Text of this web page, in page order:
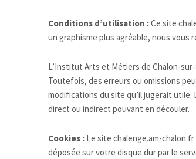
Conditions d’utilisation :Ce site
un graphisme plus agréable, nous
L’Institut Arts et Métiers de Chalon-
Toutefois, des erreurs ou omissions
modifications du site qu’il jugerait
direct ou indirect pouvant en découler.
Cookies : Le site chalenge.am-
déposée sur votre disque dur par le